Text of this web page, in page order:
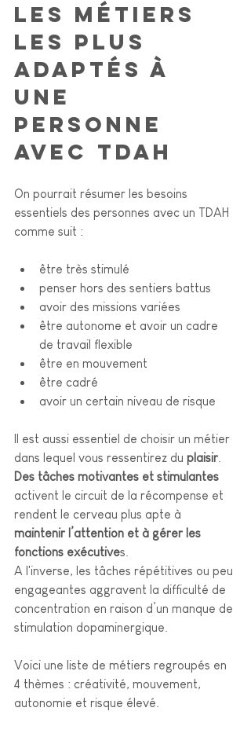
Les métiers
les plus
adaptés à
une
personne
avec TDAH
On pourrait résumer les besoins
essentiels des personnes avec un TDAH
comme suit :
être très stimulé
penser hors des sentiers battus
avoir des missions variées
être autonome et avoir un cadre
de travail flexible
être en mouvement
être cadré
avoir un certain niveau de risque
Il est aussi essentiel de choisir un métier
dans lequel vous ressentirez du plaisir
Des tâches motivantes et stimulantes
activent le circuit de la récompense et
rendent le cerveau plus apte à
maintenir l’attention et à gérer les
fonctions exécutives.
A l'inverse, les tâches répétitives ou peu
engageantes aggravent la difficulté de
concentration en raison d’un manque de
stimulation dopaminergique.
Voici une liste de métiers regroupés en
4 thèmes : créativité, mouvement,
autonomie et risque élevé.